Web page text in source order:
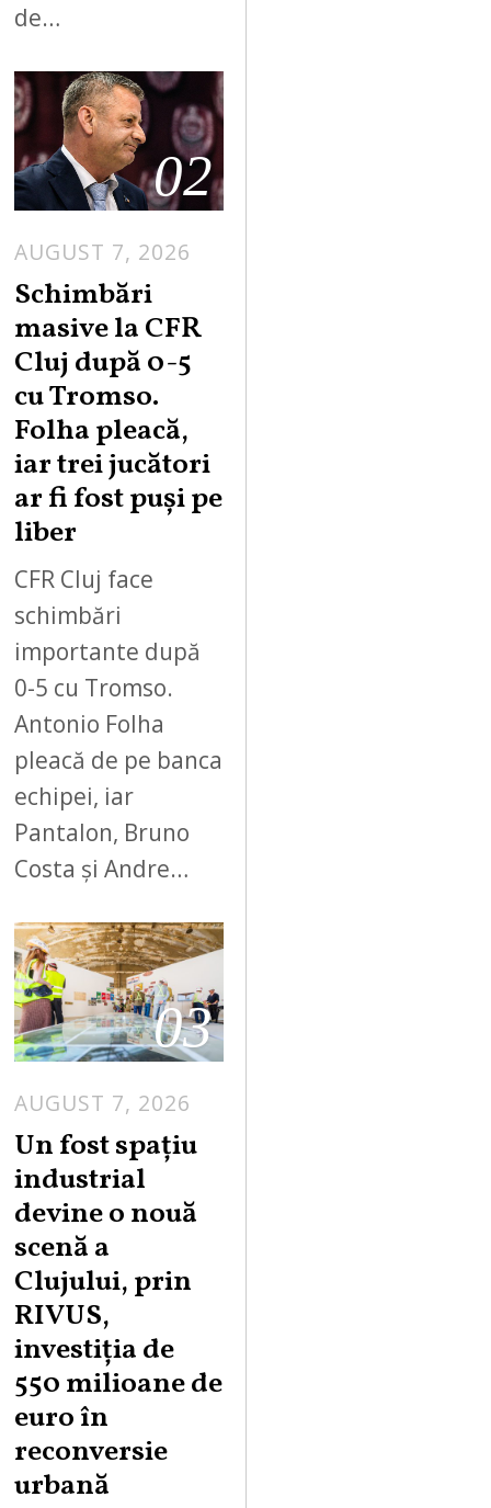
de…
02
AUGUST 7, 2026
Schimbări
masive la CFR
Cluj după 0-5
cu Tromso.
Folha pleacă,
iar trei jucători
ar fi fost puși pe
liber
CFR Cluj face
schimbări
importante după
0-5 cu Tromso.
Antonio Folha
pleacă de pe banca
echipei, iar
Pantalon, Bruno
Costa și Andre…
03
AUGUST 7, 2026
Un fost spațiu
industrial
devine o nouă
scenă a
Clujului, prin
RIVUS,
investiția de
550 milioane de
euro în
reconversie
urbană